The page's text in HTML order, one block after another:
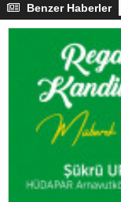
Benzer Haberler